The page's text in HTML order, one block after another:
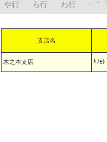
や行
ら行 わ行 -゛゜
支店名
木之本支店 ｷﾉﾓﾄ